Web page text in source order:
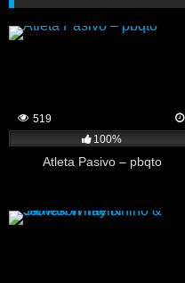
519
100%
Atleta Pasivo – pbqto